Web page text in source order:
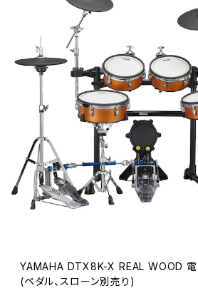
YAMAHA DTX8K-X REAL WOOD 電
(ペダル、スローン別売り)